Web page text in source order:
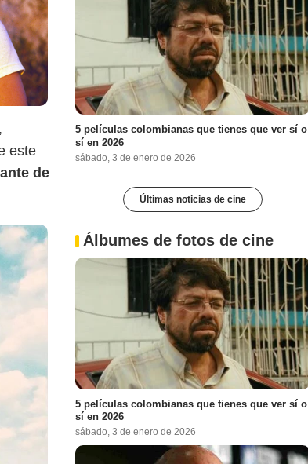
este
de
5 películas colombianas que tienes que ver sí o
sí en 2026
sábado, 3 de enero de 2026
Últimas noticias de cine
Álbumes de fotos de cine
5 películas colombianas que tienes que ver sí o
sí en 2026
sábado, 3 de enero de 2026